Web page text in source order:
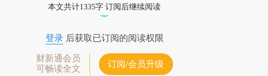
本文共计1335字 订阅后继续阅读
登录后获取已订阅的阅读权限
财新通会员
可畅读全文
订阅/会员升级